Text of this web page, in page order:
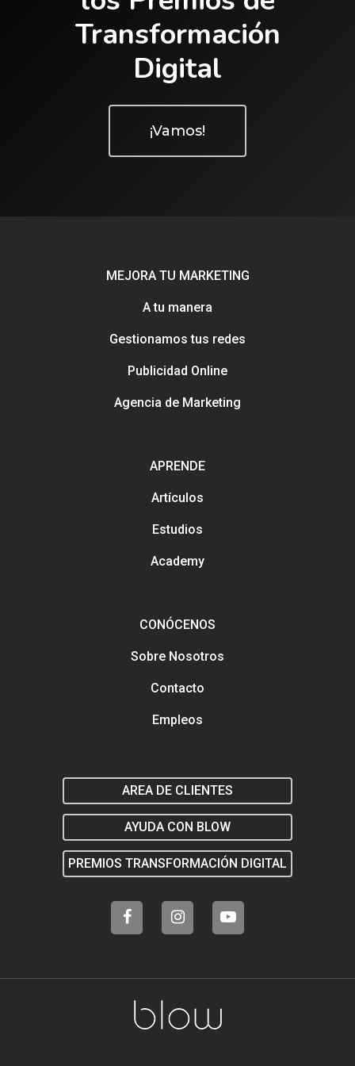
de la nota)
Transformación
Digital
¡Vamos!
MEJORA TU MARKETING
A tu manera
Gestionamos tus redes
Publicidad Online
Agencia de Marketing
APRENDE
Artículos
Estudios
Academy
CONÓCENOS
Sobre Nosotros
Contacto
Empleos
AREA DE CLIENTES
AYUDA CON BLOW
PREMIOS TRANSFORMACIÓN DIGITAL